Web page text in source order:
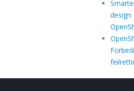
design